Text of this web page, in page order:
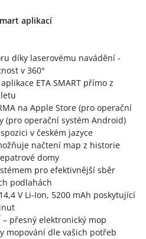
aplikací
díky laserovému navádění -
v 360°
ETA SMART přímo z
na Apple Store (pro operační
(pro operační systém Android)
v českém jazyce
načtení map z historie
domy
pro efektivnější sběr
podlahách
V Li-Ion, 5200 mAh poskytující
– přesný elektronický mop
mopování dle vašich potřeb